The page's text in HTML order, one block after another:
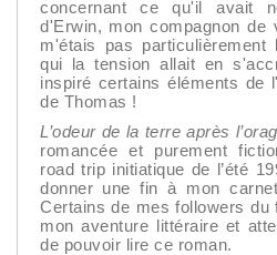
concernant ce qu'il avait
d'Erwin, mon compagnon de
m'étais pas particulièrement
qui la tension allait en
inspiré certains éléments de
de Thomas !
L’odeur de la terre après
romancée et purement
road trip initiatique de l’été
donner une fin à mon
Certains de mes followers du
mon aventure littéraire et
de pouvoir lire ce roman.